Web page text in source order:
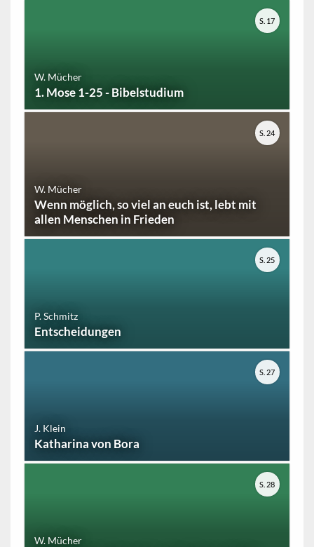
W. Mücher
1. Mose 1-25 - Bibelstudium
S. 17
W. Mücher
Wenn möglich, so viel an euch ist, lebt mit
allen Menschen in Frieden
S. 24
P. Schmitz
Entscheidungen
S. 25
J. Klein
Katharina von Bora
S. 27
W. Mücher
S. 28